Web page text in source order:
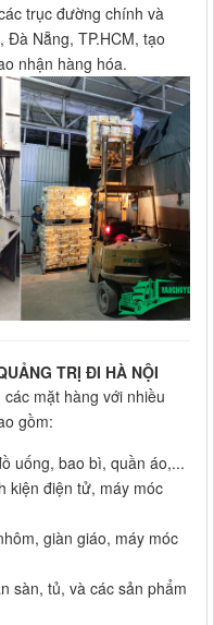
trục đường chính và
Đà Nẵng, TP.HCM, tạo
nhận hàng hóa.
TRỊ ĐI HÀ NỘI
mặt hàng với nhiều
gồm:
uống, bao bì, quần áo,...
kiện điện tử, máy móc
giàn giáo, máy móc
sàn, tủ, và các sản phẩm